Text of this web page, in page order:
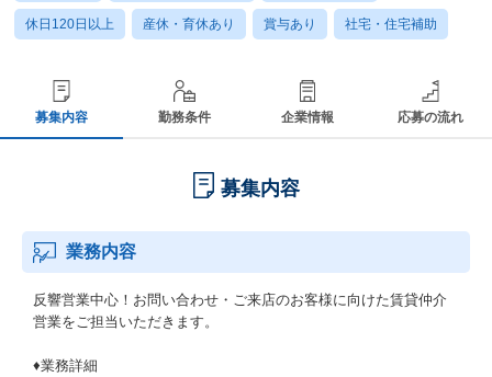
休日120日以上 産休・育休あり 賞与あり 社宅・住宅補助
募集内容 勤務条件 企業情報 応募の流れ
募集内容
業務内容
反響営業中心！お問い合わせ・ご来店のお客様に向けた賃貸仲介
営業をご担当いただきます。
♦業務詳細